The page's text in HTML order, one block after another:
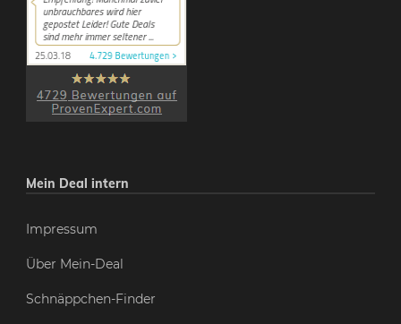
Mein Deal intern
Impressum
Über Mein-Deal
Schnäppchen-Finder